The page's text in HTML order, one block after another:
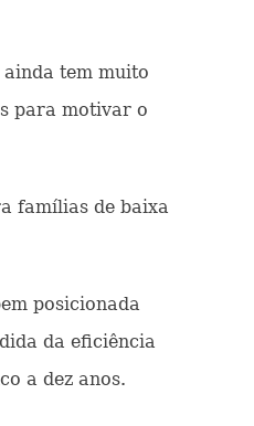
tem muito
para motivar o
famílias de baixa
posicionada
da eficiência
a dez anos.